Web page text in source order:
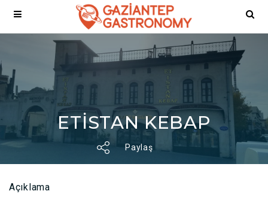
ETİSTAN KEBAP
Paylaş
Açıklama